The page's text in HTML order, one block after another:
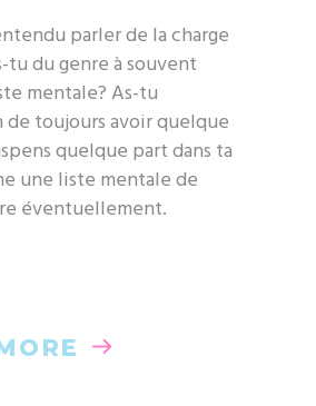
parler de la charge
tu du genre à souvent
mentale? As-tu
de toujours avoir quelque
quelque part dans ta
une liste mentale de
éventuellement.